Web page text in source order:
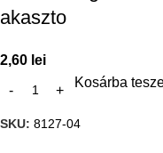
akaszto
2,60 lei
Kosárba
SKU: 8127-04